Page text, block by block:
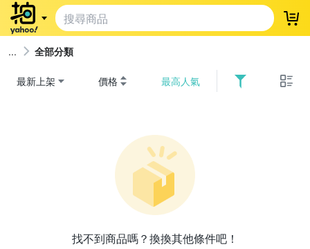
登
全部分類
最新上架 價格 最高人氣
找不到商品嗎？換換其他條件吧！